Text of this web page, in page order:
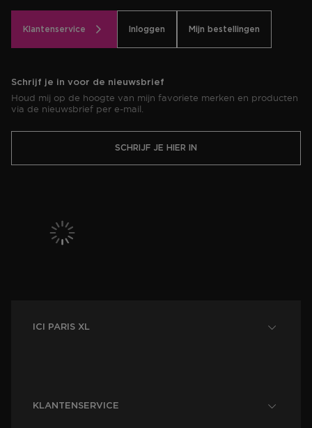
Klantenservice Inloggen Mijn bestellingen
Schrijf je in voor de nieuwsbrief
Houd mij op de hoogte van mijn favoriete merken en producten
via de nieuwsbrief per e-mail.
SCHRIJF JE HIER IN
ICI PARIS XL
KLANTENSERVICE